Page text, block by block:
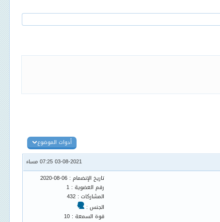
أدوات الموضوع
03-08-2021 07:25 مساء
تاريخ الإنضمام : 06-08-2020
رقم العضوية : 1
المشاركات : 432
الجنس :
قوة السمعة : 10